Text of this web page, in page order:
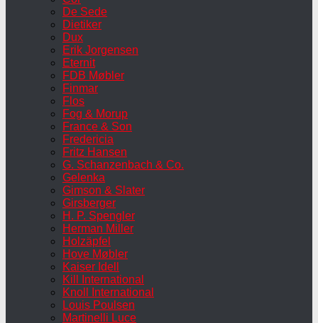
De Sede
Dietiker
Dux
Erik Jorgensen
Eternit
FDB Møbler
Finmar
Flos
Fog & Morup
France & Son
Fredericia
Fritz Hansen
G. Schanzenbach & Co.
Gelenka
Gimson & Slater
Girsberger
H. P. Spengler
Herman Miller
Holzäpfel
Hove Møbler
Kaiser Idell
Kill International
Knoll International
Louis Poulsen
Martinelli Luce